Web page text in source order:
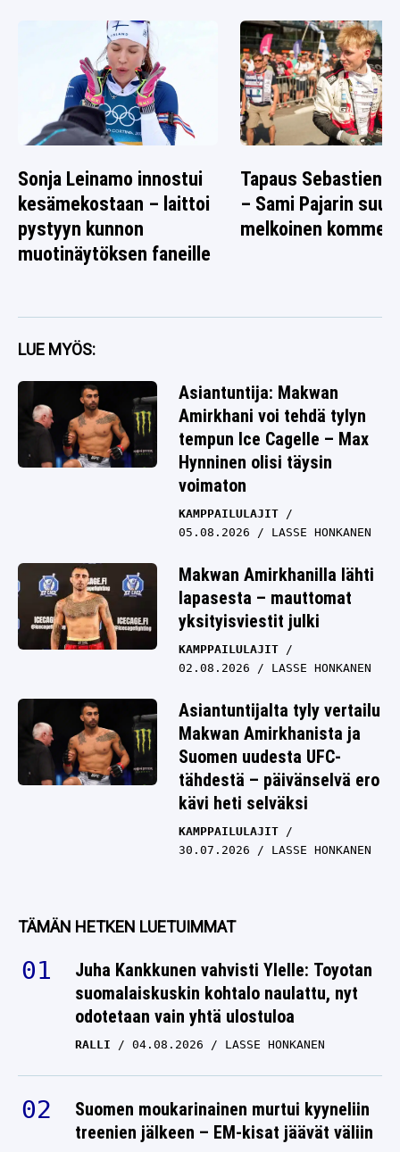
Sonja Leinamo innostui
kesämekostaan – laittoi
pystyyn kunnon
muotinäytöksen faneille
Tapaus Sebastien
– Sami Pajarin
melkoinen
LUE MYÖS:
Asiantuntija: Makwan
Amirkhani voi tehdä tylyn
tempun Ice Cagelle – Max
Hynninen olisi täysin
voimaton
KAMPPAILULAJIT
05.08.2026
LASSE HONKANEN
Makwan Amirkhanilla lähti
lapasesta – mauttomat
yksityisviestit julki
KAMPPAILULAJIT
02.08.2026
LASSE HONKANEN
Asiantuntijalta tyly vertailu
Makwan Amirkhanista ja
Suomen uudesta UFC-
tähdestä – päivänselvä ero
kävi heti selväksi
KAMPPAILULAJIT
30.07.2026
LASSE HONKANEN
TÄMÄN HETKEN LUETUIMMAT
Juha Kankkunen vahvisti Ylelle: Toyotan
suomalaiskuskin kohtalo naulattu, nyt
odotetaan vain yhtä ulostuloa
RALLI 04.08.2026 LASSE HONKANEN
Suomen moukarinainen murtui kyyneliin
treenien jälkeen – EM-kisat jäävät väliin